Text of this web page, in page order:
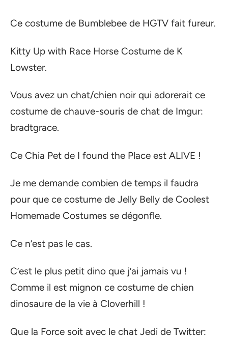
Ce costume de Bumblebee de HGTV fait fureur.
Kitty Up with Race Horse Costume de K
Lowster.
Vous avez un chat/chien noir qui adorerait ce
costume de chauve-souris de chat de Imgur:
bradtgrace.
Ce Chia Pet de I found the Place est ALIVE !
Je me demande combien de temps il faudra
pour que ce costume de Jelly Belly de Coolest
Homemade Costumes se dégonfle.
Ce n’est pas le cas.
C’est le plus petit dino que j’ai jamais vu !
Comme il est mignon ce costume de chien
dinosaure de la vie à Cloverhill !
Que la Force soit avec le chat Jedi de Twitter: